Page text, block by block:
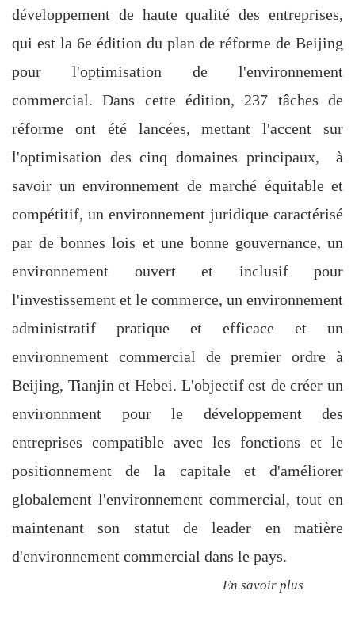
développement de haute qualité des entreprises,
qui est la 6e édition du plan de réforme de Beijing
pour l'optimisation de l'environnement
commercial. Dans cette édition, 237 tâches de
réforme ont été lancées, mettant l'accent sur
l'optimisation des cinq domaines principaux, à
savoir un environnement de marché équitable et
compétitif, un environnement juridique caractérisé
par de bonnes lois et une bonne gouvernance, un
environnement ouvert et inclusif pour
l'investissement et le commerce, un environnement
administratif pratique et efficace et un
environnement commercial de premier ordre à
Beijing, Tianjin et Hebei. L'objectif est de créer un
environnment pour le développement des
entreprises compatible avec les fonctions et le
positionnement de la capitale et d'améliorer
globalement l'environnement commercial, tout en
maintenant son statut de leader en matière
d'environnement commercial dans le pays.
En savoir plus